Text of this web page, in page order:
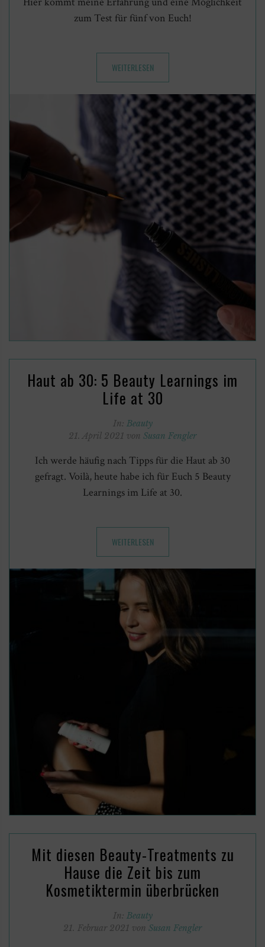
zum Test für fünf von Euch!
WEITERLESEN
Haut ab 30: 5 Beauty Learnings im
Life at 30
In: Beauty
21. April 2021 von Susan Fengler
Ich werde häufig nach Tipps für die Haut ab 30
gefragt. Voilà, heute habe ich für Euch 5 Beauty
Learnings im Life at 30.
WEITERLESEN
Mit diesen Beauty-Treatments zu
Hause die Zeit bis zum
Kosmetiktermin überbrücken
In: Beauty
21. Februar 2021 von Susan Fengler